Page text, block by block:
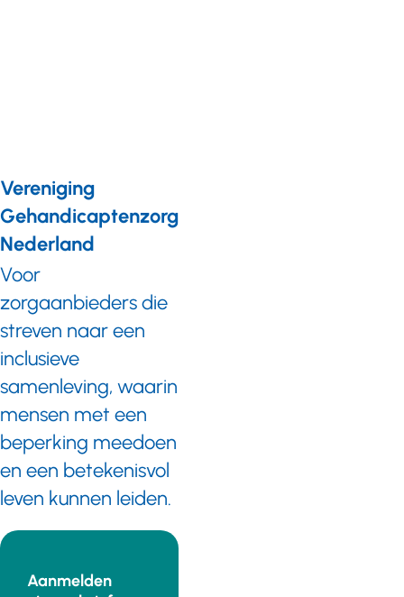
Vereniging
Gehandicaptenzorg
Nederland
Voor
zorgaanbieders die
streven naar een
inclusieve
samenleving, waarin
mensen met een
beperking meedoen
en een betekenisvol
leven kunnen leiden.
Aanmelden